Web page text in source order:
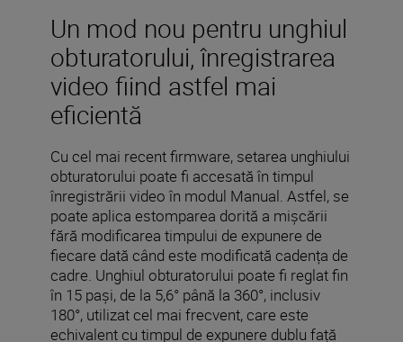
Un mod nou pentru unghiul
obturatorului, înregistrarea
video fiind astfel mai
eficientă
Cu cel mai recent firmware, setarea unghiului
obturatorului poate fi accesată în timpul
înregistrării video în modul Manual. Astfel, se
poate aplica estomparea dorită a mișcării
fără modificarea timpului de expunere de
fiecare dată când este modificată cadența de
cadre. Unghiul obturatorului poate fi reglat fin
în 15 pași, de la 5,6° până la 360°, inclusiv
180°, utilizat cel mai frecvent, care este
echivalent cu timpul de expunere dublu față